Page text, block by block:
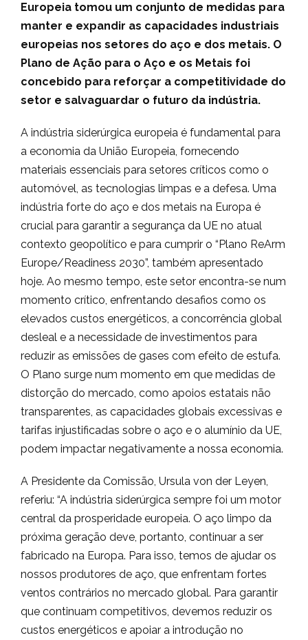
Europeia tomou um conjunto de medidas para
manter e expandir as capacidades industriais
europeias nos setores do aço e dos metais. O
Plano de Ação para o Aço e os Metais foi
concebido para reforçar a competitividade do
setor e salvaguardar o futuro da indústria.
A indústria siderúrgica europeia é fundamental para
a economia da União Europeia, fornecendo
materiais essenciais para setores críticos como o
automóvel, as tecnologias limpas e a defesa. Uma
indústria forte do aço e dos metais na Europa é
crucial para garantir a segurança da UE no atual
contexto geopolítico e para cumprir o “Plano ReArm
Europe/Readiness 2030”, também apresentado
hoje. Ao mesmo tempo, este setor encontra-se num
momento crítico, enfrentando desafios como os
elevados custos energéticos, a concorrência global
desleal e a necessidade de investimentos para
reduzir as emissões de gases com efeito de estufa.
O Plano surge num momento em que medidas de
distorção do mercado, como apoios estatais não
transparentes, as capacidades globais excessivas e
tarifas injustificadas sobre o aço e o alumínio da UE,
podem impactar negativamente a nossa economia.
A Presidente da Comissão, Ursula von der Leyen,
referiu: “A indústria siderúrgica sempre foi um motor
central da prosperidade europeia. O aço limpo da
próxima geração deve, portanto, continuar a ser
fabricado na Europa. Para isso, temos de ajudar os
nossos produtores de aço, que enfrentam fortes
ventos contrários no mercado global. Para garantir
que continuam competitivos, devemos reduzir os
custos energéticos e apoiar a introdução no